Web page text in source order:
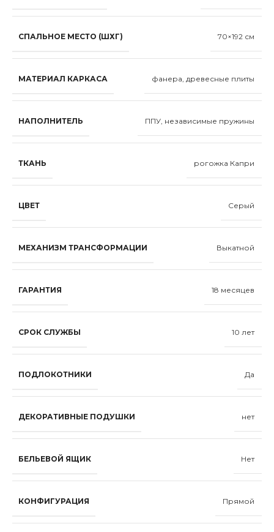
СПАЛЬНОЕ МЕСТО (ШХГ) 70×192 см
МАТЕРИАЛ КАРКАСА фанера, древесные плиты
НАПОЛНИТЕЛЬ ППУ, независимые пружины
ТКАНЬ рогожка Капри
ЦВЕТ Серый
МЕХАНИЗМ ТРАНСФОРМАЦИИ Выкатной
ГАРАНТИЯ 18 месяцев
СРОК СЛУЖБЫ 10 лет
ПОДЛОКОТНИКИ Да
ДЕКОРАТИВНЫЕ ПОДУШКИ нет
БЕЛЬЕВОЙ ЯЩИК Нет
КОНФИГУРАЦИЯ Прямой